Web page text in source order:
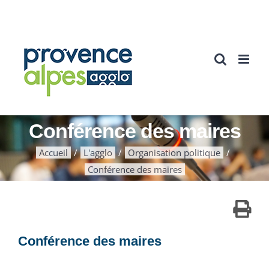
Conférence des maires
Accueil L'agglo
Organisation politique
Conférence des maires
Conférence des maires